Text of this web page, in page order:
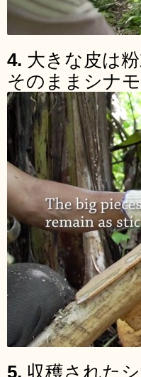
4. 大きな皮は
そのままシナ
5. 収穫された